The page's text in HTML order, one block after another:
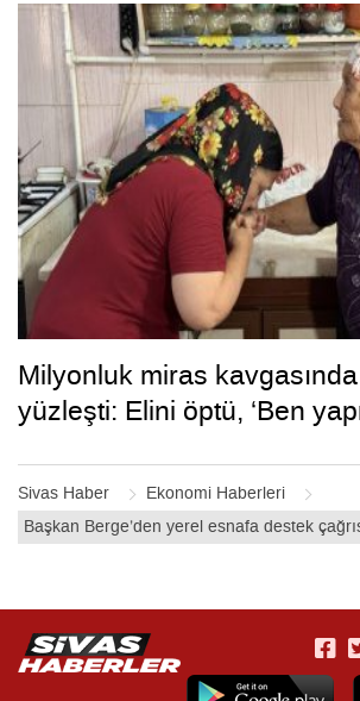
Sivas Haber
Ekonomi Haberleri
Başkan Berge’den yerel esnafa destek
Milyonluk miras
yüzleşti: Elini öptü, ‘Ben